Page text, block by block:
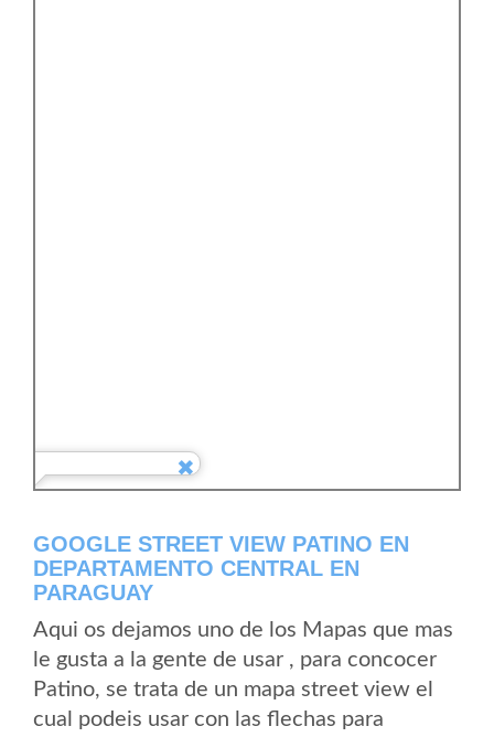
GOOGLE STREET VIEW PATINO EN
DEPARTAMENTO CENTRAL EN
PARAGUAY
Aqui os dejamos uno de los Mapas que mas
le gusta a la gente de usar , para concocer
Patino, se trata de un mapa street view el
cual podeis usar con las flechas para